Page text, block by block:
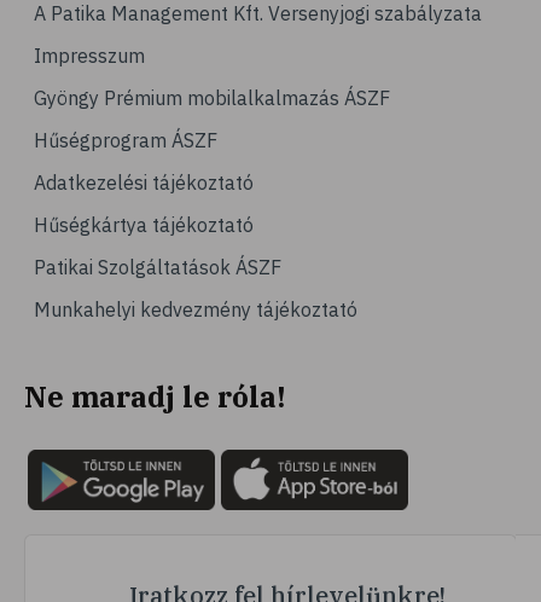
A Patika Management Kft. Versenyjogi szabályzata
Impresszum
Gyöngy Prémium mobilalkalmazás ÁSZF
Hűségprogram ÁSZF
Adatkezelési tájékoztató
Hűségkártya tájékoztató
Patikai Szolgáltatások ÁSZF
Munkahelyi kedvezmény tájékoztató
Ne maradj le róla!